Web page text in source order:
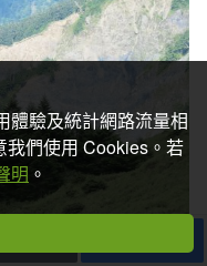
體驗及統計網路流量相
我們使用 Cookies。若
明 。